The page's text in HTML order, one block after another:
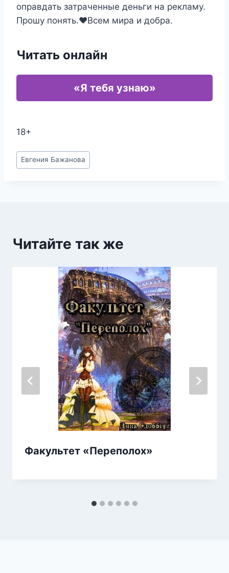
оправдать затраченные деньги на рекламу.
Прошу понять.❤️Всем мира и добра.
Читать онлайн
«Я тебя узнаю»
18+
Метки
записи:
Евгения Бажанова
Читайте так же
Факультет «Переполох»